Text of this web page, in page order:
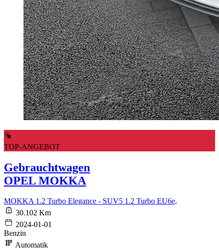
TOP-ANGEBOT
Gebrauchtwagen
OPEL MOKKA
MOKKA 1.2 Turbo Elegance - SUV5 1.2 Turbo EU6e,
30.102 Km
2024-01-01
Benzin
Automatik